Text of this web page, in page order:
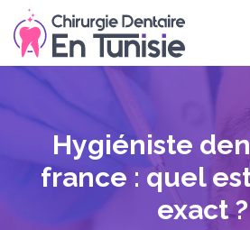
Hygiéniste
france : quel
exact ?